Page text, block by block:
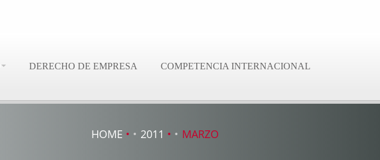
DERECHO DE EMPRESA COMPETENCIA INTERNACIONAL
HOME 2011 MARZO